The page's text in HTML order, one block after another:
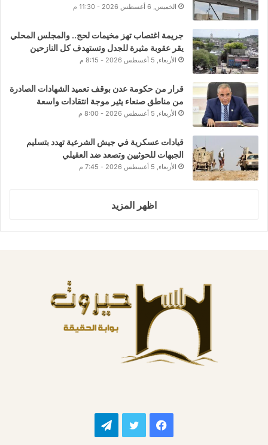
الخميس, 6 أغسطس 2026 - 11:30 م
جريمة اغتصاب تهز مخيمات لحج.. والمجلس المحلي
يقر عقوبة مثيرة للجدل وتستهدف كل النازحين
الأربعاء, 5 أغسطس 2026 - 8:15 م
قرار من حكومة عدن بوقف تعميد الشهادات الصادرة
من مناطق صنعاء يثير موجة انتقادات واسعة
الأربعاء, 5 أغسطس 2026 - 8:00 م
قيادات عسكرية في جيش الشرعية تهدد بتسليم
الجبهات للحوثيين وتصعد ضد العقيلي
الأربعاء, 5 أغسطس 2026 - 7:45 م
اظهر المزيد
فيسبوك تويتر تيلقرام